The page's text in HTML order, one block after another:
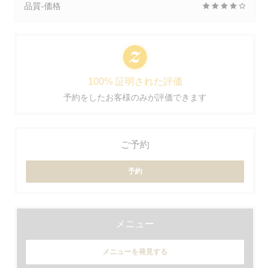
品質-価格
100% 証明された評価
予約をしたお客様のみが評価できます
ご予約
予約
メニュー
メニューを発見する